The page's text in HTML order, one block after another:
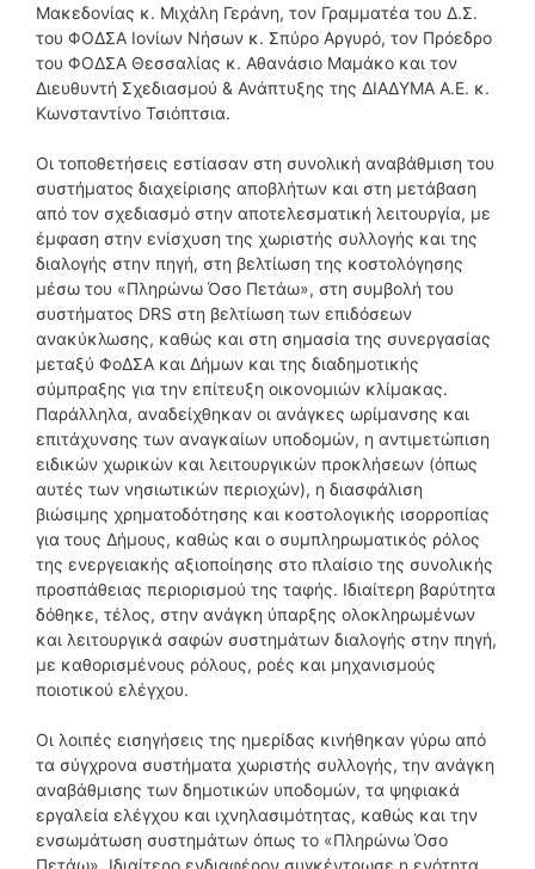
Μακεδονίας κ. Μιχάλη Γεράνη, τον Γραμματέα του Δ.Σ.
του ΦΟΔΣΑ Ιονίων Νήσων κ. Σπύρο Αργυρό, τον Πρόεδρο
του ΦΟΔΣΑ Θεσσαλίας κ. Αθανάσιο Μαμάκο και τον
Διευθυντή Σχεδιασμού & Ανάπτυξης της ΔΙΑΔΥΜΑ Α.Ε. κ.
Κωνσταντίνο Τσιόπτσια.
Οι τοποθετήσεις εστίασαν στη συνολική αναβάθμιση του
συστήματος διαχείρισης αποβλήτων και στη μετάβαση
από τον σχεδιασμό στην αποτελεσματική λειτουργία, με
έμφαση στην ενίσχυση της χωριστής συλλογής και της
διαλογής στην πηγή, στη βελτίωση της κοστολόγησης
μέσω του «Πληρώνω Όσο Πετάω», στη συμβολή του
συστήματος DRS στη βελτίωση των επιδόσεων
ανακύκλωσης, καθώς και στη σημασία της συνεργασίας
μεταξύ ΦοΔΣΑ και Δήμων και της διαδημοτικής
σύμπραξης για την επίτευξη οικονομιών κλίμακας.
Παράλληλα, αναδείχθηκαν οι ανάγκες ωρίμανσης και
επιτάχυνσης των αναγκαίων υποδομών, η αντιμετώπιση
ειδικών χωρικών και λειτουργικών προκλήσεων (όπως
αυτές των νησιωτικών περιοχών), η διασφάλιση
βιώσιμης χρηματοδότησης και κοστολογικής ισορροπίας
για τους Δήμους, καθώς και ο συμπληρωματικός ρόλος
της ενεργειακής αξιοποίησης στο πλαίσιο της συνολικής
προσπάθειας περιορισμού της ταφής. Ιδιαίτερη βαρύτητα
δόθηκε, τέλος, στην ανάγκη ύπαρξης ολοκληρωμένων
και λειτουργικά σαφών συστημάτων διαλογής στην πηγή,
με καθορισμένους ρόλους, ροές και μηχανισμούς
ποιοτικού ελέγχου.
Οι λοιπές εισηγήσεις της ημερίδας κινήθηκαν γύρω από
τα σύγχρονα συστήματα χωριστής συλλογής, την ανάγκη
αναβάθμισης των δημοτικών υποδομών, τα ψηφιακά
εργαλεία ελέγχου και ιχνηλασιμότητας, καθώς και την
ενσωμάτωση συστημάτων όπως το «Πληρώνω Όσο
Πετάω». Ιδιαίτερο ενδιαφέρον συγκέντρωσε η ενότητα